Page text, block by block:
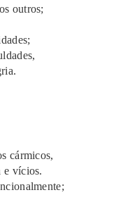
outros;
cármicos,
e vícios.